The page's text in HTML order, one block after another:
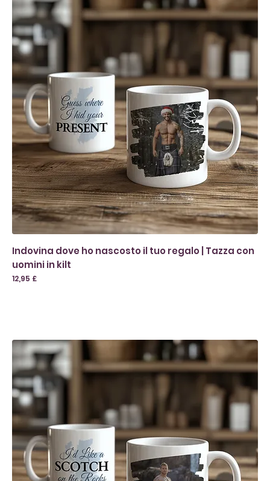
Indovina dove ho nascosto il tuo regalo | Tazza con
uomini in kilt
Prezzo
12,95 £